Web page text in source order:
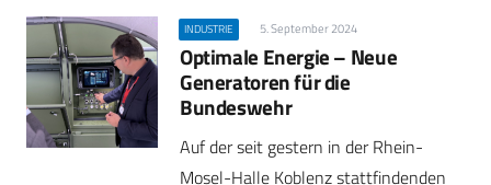
INDUSTRIE 5. September 2024
Optimale Energie – Neue
Generatoren für die
Bundeswehr
Auf der seit gestern in der Rhein-
Mosel-Halle Koblenz stattfindenden